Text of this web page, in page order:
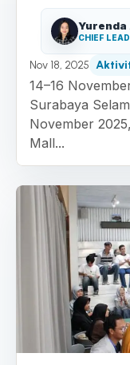
Yurenda
CHIEF
Nov 18, 2025
14–16
Surabaya
November
Mall...